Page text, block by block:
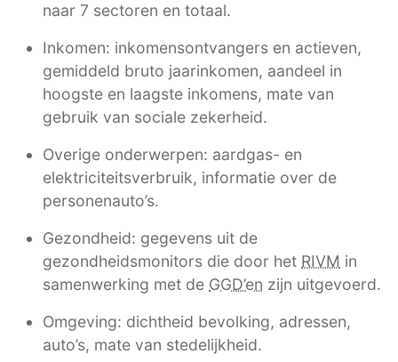
naar 7 sectoren en totaal.
Inkomen: inkomensontvangers en actieven,
gemiddeld bruto jaarinkomen, aandeel in
hoogste en laagste inkomens, mate van
gebruik van sociale zekerheid.
Overige onderwerpen: aardgas- en
elektriciteitsverbruik, informatie over de
personenauto’s.
Gezondheid: gegevens uit de
gezondheidsmonitors die door het RIVM in
samenwerking met de GGD’en zijn uitgevoerd.
Omgeving: dichtheid bevolking, adressen,
auto’s, mate van stedelijkheid.